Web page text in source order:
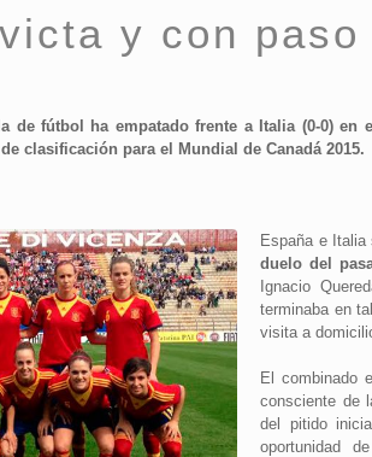
y con
de fútbol ha empatado frente a Italia (0-0)
clasificación para el Mundial de Canadá 2015.
España e Italia
duelo del
Ignacio
terminaba en
visita a
El combinado
consciente de
del pitido
oportunidad